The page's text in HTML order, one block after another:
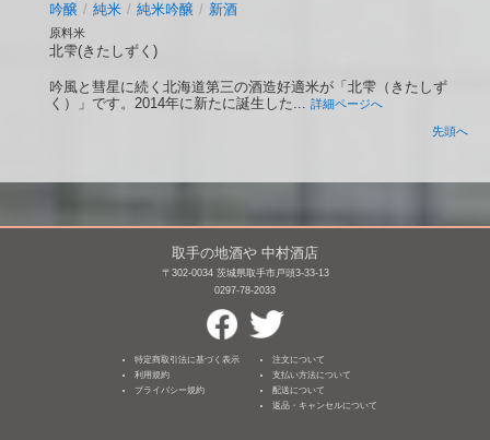
吟醸 / 純米 / 純米吟醸 / 新酒
原料米
北雫(きたしずく)
吟風と彗星に続く北海道第三の酒造好適米が「北雫（きたしず
く）」です。2014年に新たに誕生した... 詳細ページへ
先頭へ
取手の地酒や 中村酒店
〒302-0034 茨城県取手市戸頭3-33-13
0297-78-2033
特定商取引法に基づく表示
利用規約
プライバシー規約
注文について
支払い方法について
配送について
返品・キャンセルについて